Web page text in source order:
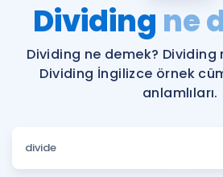
Şifremi
ÜYE
Katılımcı Görüşleri
Faydalı Araçlar
Sözlük
Hakkımızda
Dividing ne
Dividing ne demek? Dividing
Dividing İngilizce örnek
anlamlıları.